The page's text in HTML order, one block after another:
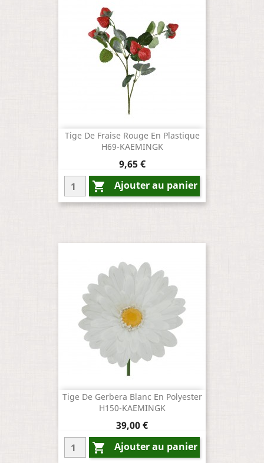
Tige De Fraise Rouge En Plastique
H69-KAEMINGK
Prix
9,65 €
 Ajouter au panier
Tige De Gerbera Blanc En Polyester
H150-KAEMINGK
Prix
39,00 €
 Ajouter au panier